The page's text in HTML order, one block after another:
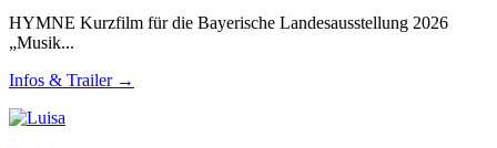
HYMNE Kurzfilm für die Bayerische Landesausstellung 2026
„Musik...
Infos & Trailer →